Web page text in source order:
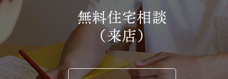
無料住宅相談
（来店）